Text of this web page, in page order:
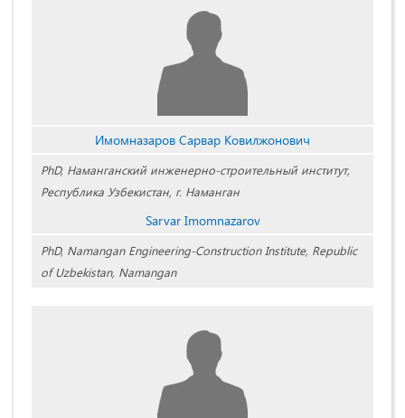
Имомназаров Сарвар Ковилжонович
PhD, Наманганский инженерно-строительный институт,
Республика Узбекистан, г. Наманган
Sarvar Imomnazarov
PhD, Namangan Engineering-Construction Institute, Republic
of Uzbekistan, Namangan